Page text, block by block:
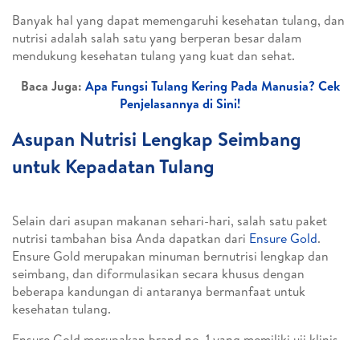
Banyak hal yang dapat memengaruhi kesehatan tulang, dan
nutrisi adalah salah satu yang berperan besar dalam
mendukung kesehatan tulang yang kuat dan sehat.
Baca Juga: Apa Fungsi Tulang Kering Pada Manusia? Cek
Penjelasannya di Sini!
Asupan Nutrisi Lengkap Seimbang
untuk Kepadatan Tulang
Selain dari asupan makanan sehari-hari, salah satu paket
nutrisi tambahan bisa Anda dapatkan dari Ensure Gold.
Ensure Gold merupakan minuman bernutrisi lengkap dan
seimbang, dan diformulasikan secara khusus dengan
beberapa kandungan di antaranya bermanfaat untuk
kesehatan tulang.